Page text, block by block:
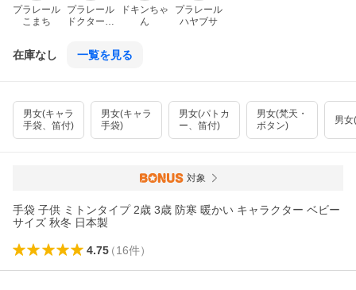
プラレール
こまち
プラレール
ドクターイ
ドキンちゃ
ん
プラレール
ハヤブサ
在庫なし 一覧を見る
男女(キャラ
手袋、笛付)
男女(キャラ
手袋)
男女(パトカ
ー、笛付)
男女(梵天・
ボタン)
男女
対象
手袋 子供 ミトンタイプ 2歳 3歳 防寒 暖かい キャラクター ベビー
サイズ 秋冬 日本製
4.75（16件）